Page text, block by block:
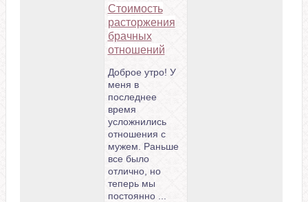
Стоимость
расторжения
брачных
отношений
Доброе утро! У
меня в
последнее
время
усложнились
отношения с
мужем. Раньше
все было
отлично, но
теперь мы
постоянно ...